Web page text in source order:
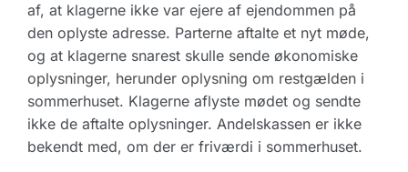
af, at klagerne ikke var ejere af ejendommen på
den oplyste adresse. Parterne aftalte et nyt møde,
og at klagerne snarest skulle sende økonomiske
oplysninger, herunder oplysning om restgælden i
sommerhuset. Klagerne aflyste mødet og sendte
ikke de aftalte oplysninger. Andelskassen er ikke
bekendt med, om der er friværdi i sommerhuset.